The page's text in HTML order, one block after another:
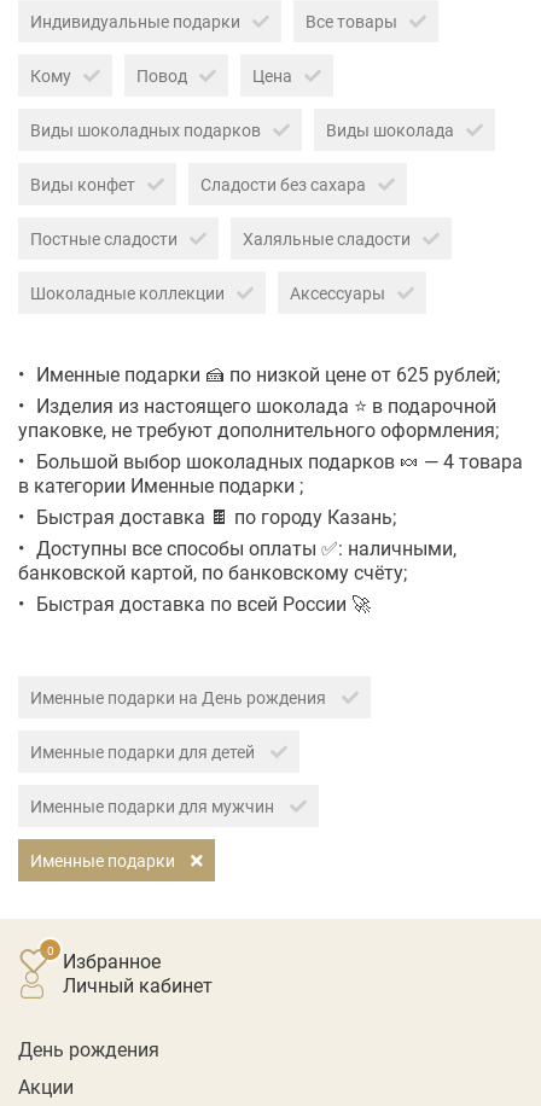
Индивидуальные подарки Все товары
Кому Повод Цена
Виды шоколадных подарков Виды шоколада
Виды конфет Сладости без сахара
Постные сладости Халяльные сладости
Шоколадные коллекции Аксессуары
Именные подарки 🍰 по низкой цене от 625 рублей;
Изделия из настоящего шоколада ⭐ в подарочной
упаковке, не требуют дополнительного оформления;
Большой выбор шоколадных подарков 🍬 — 4 товара
в категории Именные подарки ;
Быстрая доставка 🍫 по городу Казань;
Доступны все способы оплаты ✅: наличными,
банковской картой, по банковскому счёту;
Быстрая доставка по всей России 🚀
Именные подарки на День рождения
Именные подарки для детей
Именные подарки для мужчин
Именные подарки
Избранное
личный кабинет
День рождения
Акции